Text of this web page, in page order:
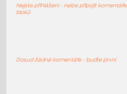
Ložnice
Nejste přihlášeni - nelze připojit komentáře
bloků
Dosud žádné komentáře - buďte první